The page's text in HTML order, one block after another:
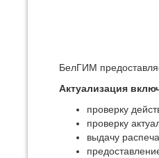
БелГИМ
Актуализация
проверку
проверку
выдачу